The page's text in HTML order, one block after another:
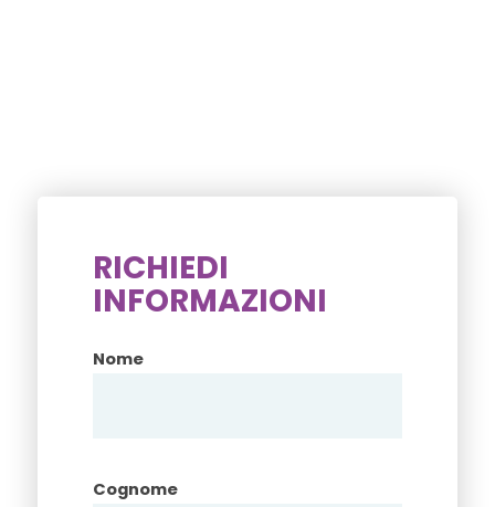
RICHIEDI
INFORMAZIONI
Nome
Cognome